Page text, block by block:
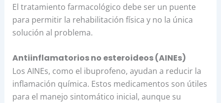
El tratamiento farmacológico debe ser un puente
para permitir la rehabilitación física y no la única
solución al problema.
Antiinflamatorios no esteroideos (AINEs)
Los AINEs, como el ibuprofeno, ayudan a reducir la
inflamación química. Estos medicamentos son útiles
para el manejo sintomático inicial, aunque su